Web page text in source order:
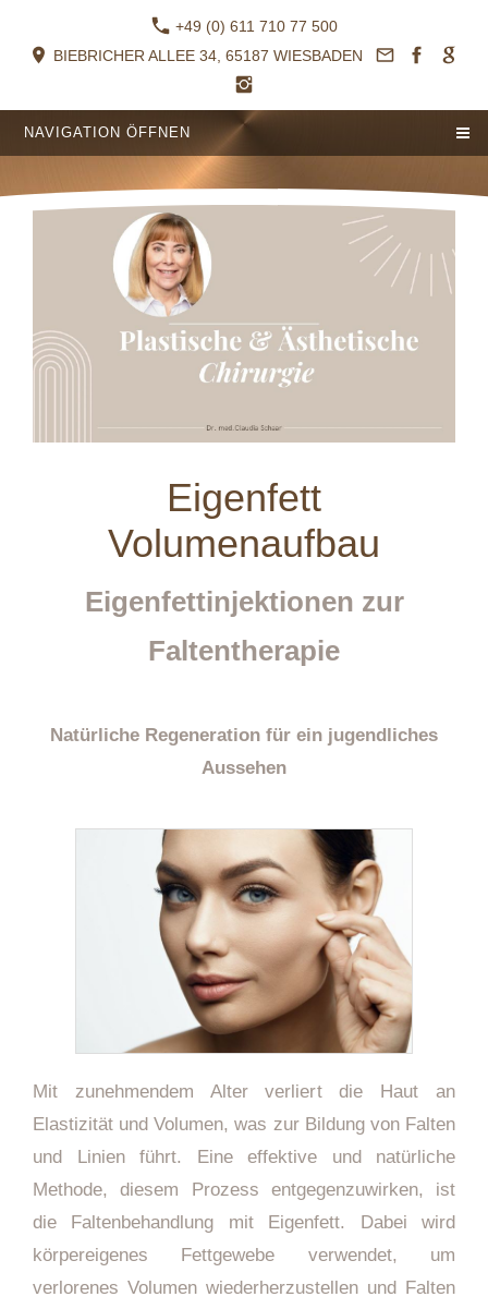
+49 (0) 611 710 77 500
BIEBRICHER ALLEE 34, 65187 WIESBADEN
NAVIGATION ÖFFNEN
Eigenfett
Volumenaufbau
Eigenfettinjektionen zur
Faltentherapie
Natürliche Regeneration für ein jugendliches
Aussehen
Mit zunehmendem Alter verliert die Haut an
Elastizität und Volumen, was zur Bildung von Falten
und Linien führt. Eine effektive und natürliche
Methode, diesem Prozess entgegenzuwirken, ist
die Faltenbehandlung mit Eigenfett. Dabei wird
körpereigenes Fettgewebe verwendet, um
verlorenes Volumen wiederherzustellen und Falten